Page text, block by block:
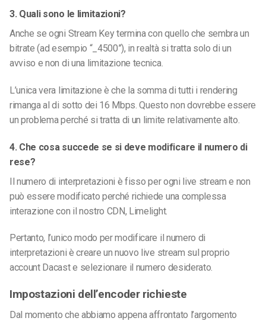
3. Quali sono le limitazioni?
Anche se ogni Stream Key termina con quello che sembra un
bitrate (ad esempio “_4500”), in realtà si tratta solo di un
avviso e non di una limitazione tecnica.
L’unica vera limitazione è che la somma di tutti i rendering
rimanga al di sotto dei 16 Mbps. Questo non dovrebbe essere
un problema perché si tratta di un limite relativamente alto.
4. Che cosa succede se si deve modificare il numero di
rese?
Il numero di interpretazioni è fisso per ogni live stream e non
può essere modificato perché richiede una complessa
interazione con il nostro CDN, Limelight.
Pertanto, l’unico modo per modificare il numero di
interpretazioni è creare un nuovo live stream sul proprio
account Dacast e selezionare il numero desiderato.
Impostazioni dell’encoder richieste
Dal momento che abbiamo appena affrontato l’argomento